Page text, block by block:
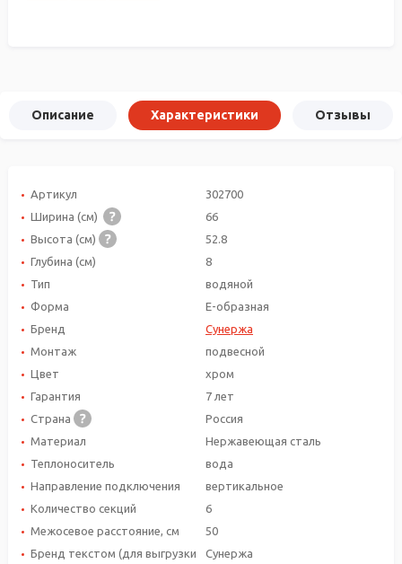
Описание Характеристики Отзывы
Артикул
302700
Ширина (см)
66
Высота (см)
52.8
Глубина (см)
8
Тип
водяной
Форма
E-образная
Бренд
Сунержа
Монтаж
подвесной
Цвет
хром
Гарантия
7 лет
Страна
Россия
Материал
Нержавеющая сталь
Теплоноситель
вода
Направление подключения
вертикальное
Количество секций
6
Межосевое расстояние, см
50
Бренд текстом (для выгрузки
Сунержа